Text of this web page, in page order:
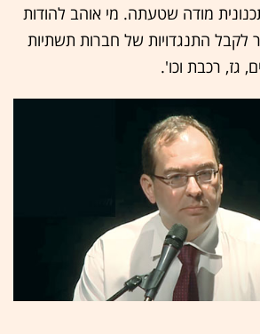
מודה שטעתה. מי אוהב להודות
לקבל התנגדויות של חברות תשתיות
גז, רכבת וכו'.